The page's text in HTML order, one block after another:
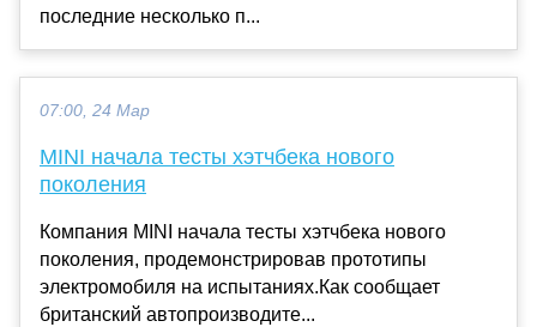
последние несколько п...
07:00, 24 Мар
MINI начала тесты хэтчбека нового
поколения
Компания MINI начала тесты хэтчбека нового
поколения, продемонстрировав прототипы
электромобиля на испытаниях.Как сообщает
британский автопроизводите...